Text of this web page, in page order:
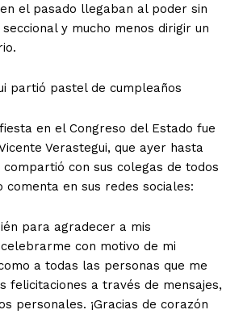
el pasado llegaban al poder sin
y mucho menos dirigir un
partió pastel de cumpleaños
en el Congreso del Estado fue
Verastegui, que ayer hasta
con sus colegas de todos
comenta en sus redes sociales:
para agradecer a mis
con motivo de mi
a todas las personas que me
felicitaciones a través de mensajes,
personales. ¡Gracias de corazón